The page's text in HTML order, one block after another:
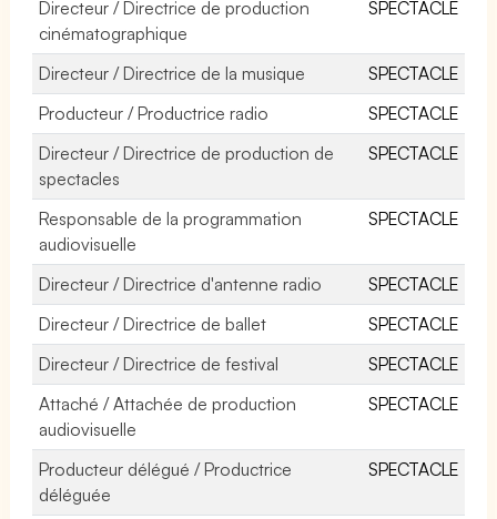
Directeur / Directrice de production
cinématographique
SPECTACLE
Directeur / Directrice de la musique
SPECTACLE
Producteur / Productrice radio
SPECTACLE
Directeur / Directrice de production de
spectacles
SPECTACLE
Responsable de la programmation
audiovisuelle
SPECTACLE
Directeur / Directrice d'antenne radio
SPECTACLE
Directeur / Directrice de ballet
SPECTACLE
Directeur / Directrice de festival
SPECTACLE
Attaché / Attachée de production
audiovisuelle
SPECTACLE
Producteur délégué / Productrice
déléguée
SPECTACLE